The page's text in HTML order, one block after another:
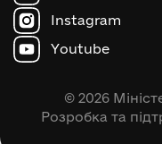
Instagram
Youtube
© 2026
Розробка та